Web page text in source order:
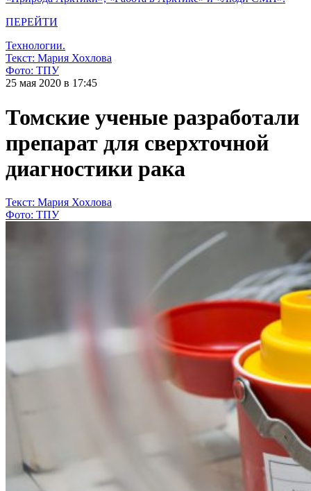
ПЕРЕЙТИ
Технологии.
Текст: Мария Хохлова
Фото: ТПУ
25 мая 2020 в 17:45
Томские ученые разработали
препарат для сверхточной
диагностики рака
Текст: Мария Хохлова
Фото: ТПУ